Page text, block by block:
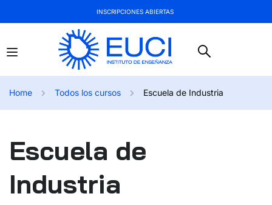
INSCRIPCIONES ABIERTAS
Home Todos los cursos Escuela de Industria
Escuela de
Industria